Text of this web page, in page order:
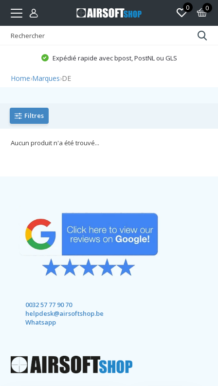
0 0
Expédié rapide avec bpost, PostNL ou GLS
Home›Marques›DE
Filtres
Aucun produit n'a été trouvé...
0032 57 77 90 70
helpdesk@airsoftshop.be
Whatsapp